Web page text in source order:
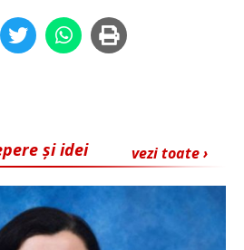
vezi toate ›
și idei